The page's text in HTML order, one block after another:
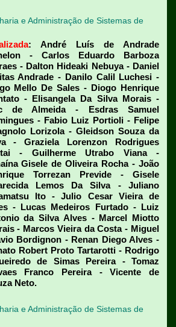
e Administração de Sistemas de
:
André Luís de Andrade
- Carlos Eduardo Barboza
- Dalton Hideaki Nebuya - Daniel
Andrade - Danilo Calil Luchesi -
Mello De Sales - Diogo Henrique
- Elisangela Da Silva Morais -
de Almeida - Esdras Samuel
- Fabio Luiz Portioli - Felipe
Lorizola - Gleidson Souza da
- Graziela Lorenzon Rodrigues
- Guilherme Utrabo Viana -
Gisele de Oliveira Rocha - João
Torrezan Previde - Gisele
Lemos Da Silva - Juliano
Ito - Julio Cesar Vieira de
- Lucas Medeiros Furtado - Luiz
da Silva Alves - Marcel Miotto
- Marcos Vieira da Costa - Miguel
Bordignon - Renan Diego Alves -
Robert Proto Tartarotti - Rodrigo
de Simas Pereira - Tomaz
Franco Pereira - Vicente de
Neto.
e Administração de Sistemas de